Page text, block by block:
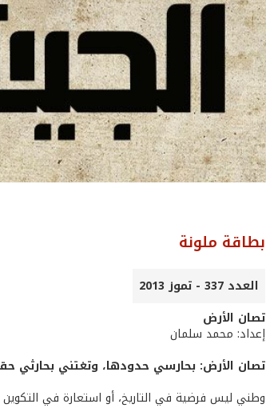
بطاقة ملونة
العدد 337 - تموز 2013
تصان الأرض
إعداد: محمد سلمان
تصان الأرض: بحارسي حدودها، وتغتني بحارثي
وطني ليس فرضية في التاريخ، أو استعارة في